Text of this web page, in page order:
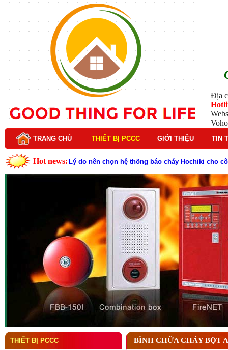
Địa
TRANG CHỦ THIẾT BỊ PCCC GIỚI THIỆU TIN
Hot news: Lý do nên chọn hệ thống báo cháy Hochiki cho
Cấu tạo và nguyên lý hoạt động của báo cháy
Tìm hiểu chi tiết về hệ thống báo cháy Horing
Các loại thang dây thoát hiểm phổ biến trên thị
Thang dây thoát hiểm có tác dụng gì trong tình
Cấu tạo đầu phun chữa cháy trong hệ thống
Kim thu sét là gì? Cấu tạo, nguyên lý hoạt động
Đầu phun chữa cháy là gì và nguyên lý hoạt động
Đầu phun chữa cháy là gì ? Tìm hiểu chi tiết từ A-
THIẾT BỊ PCCC BÌNH CHỮA CHÁY BỘT